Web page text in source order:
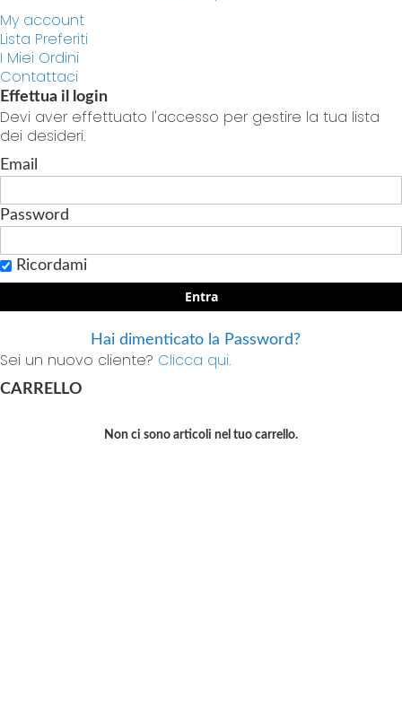
My account
Lista Preferiti
I Miei Ordini
Contattaci
Effettua il login
Devi aver effettuato l'accesso per gestire la tua lista
dei desideri.
Email
Password
Ricordami
Entra
Hai dimenticato la Password?
Sei un nuovo cliente? Clicca qui.
CARRELLO
Non ci sono articoli nel tuo carrello.